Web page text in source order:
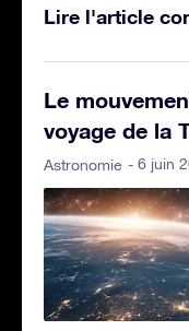
Lire l'article
Le
voyage de la
Astronomie - 6 juin